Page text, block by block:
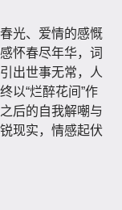
光、爱情的感慨
怀春尽年华，词
出世事无常，人
以“烂醉花间”作
后的自我解嘲与
现实，情感起伏